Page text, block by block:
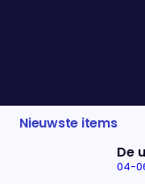
Nieuwste items
De
04-